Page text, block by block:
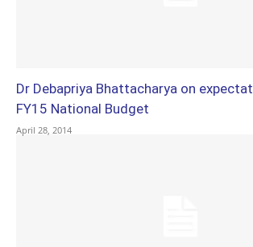
Dr Debapriya Bhattacharya on
FY15 National Budget
April 28, 2014